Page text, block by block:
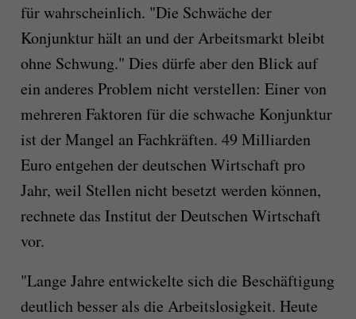
für wahrscheinlich. "Die Schwäche der
Konjunktur hält an und der Arbeitsmarkt bleibt
ohne Schwung." Dies dürfe aber den Blick auf
ein anderes Problem nicht verstellen: Einer von
mehreren Faktoren für die schwache Konjunktur
ist der Mangel an Fachkräften. 49 Milliarden
Euro entgehen der deutschen Wirtschaft pro
Jahr, weil Stellen nicht besetzt werden können,
rechnete das Institut der Deutschen Wirtschaft
vor.
"Lange Jahre entwickelte sich die Beschäftigung
deutlich besser als die Arbeitslosigkeit. Heute